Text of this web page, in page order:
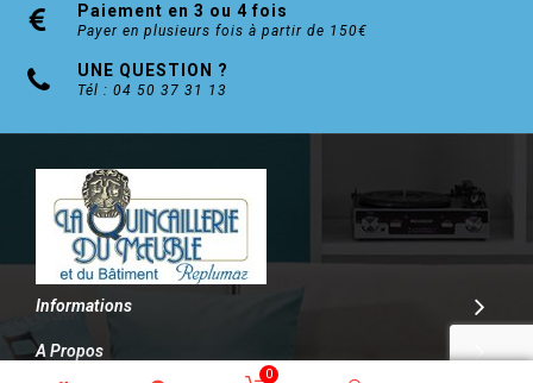
Paiement en 3 ou 4 fois
Payer en plusieurs fois à partir de 150€
UNE QUESTION ?
Tél : 04 50 37 31 13
Informations
A Propos
0